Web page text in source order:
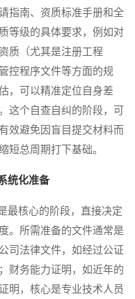
指南、资质标准手册和全
等级的具体要求，例如对
质（尤其是注册工程
控程序文件等方面的规
，可以精准定位自身差
这个自查自纠的阶段，可
效避免因盲目提交材料而
短总周期打下基础。
统化准备
核心的阶段，直接决定
。所需准备的文件通常是
司法律文件，如经过公证
财务能力证明，如近年的
明，核心是专业技术人员